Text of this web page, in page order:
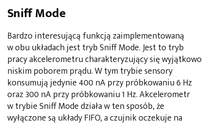
Sniff Mode
Bardzo interesującą funkcją zaimplementowaną
w obu układach jest tryb Sniff Mode. Jest to tryb
pracy akcelerometru charakteryzujący się wyjątkowo
niskim poborem prądu. W tym trybie sensory
konsumują jedynie 400 nA przy próbkowaniu 6 Hz
oraz 300 nA przy próbkowaniu 1 Hz. Akcelerometr
w trybie Sniff Mode działa w ten sposób, że
wyłączone są układy FIFO, a czujnik oczekuje na